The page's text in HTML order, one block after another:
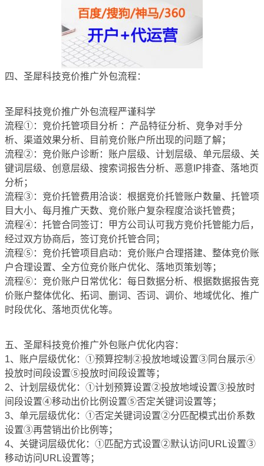
四、圣犀科技竞价推广外包流程：
圣犀科技竞价推广外包流程严谨科学
流程①：竞价托管项目分析 ：产品特征分析、竞争对手分
析、渠道效果分析、目前竞价账户所出现的问题了解；
流程②：竞价账户诊断：账户层级、计划层级、单元层级、关
键词层级、创意层级、搜索词报告分析、恶意IP排查、落地页
分析；
流程③：竞价托管费用洽谈：根据竞价托管账户数量、托管项
目大小、每月推广天数、竞价账户复杂程度洽谈托管费；
流程④：托管合同签订：甲方公司认可我方竞价托管能力后，
经过双方协商后，签订竞价托管合同；
流程⑤：竞价托管项目启动：竞价账户合理搭建、整体竞价账
户合理设置、全方位竞价账户优化、落地页策划等；
流程⑥：竞价账户日常优化：每日数据分析、根据数据报告竞
价账户整体优化、拓词、删词、否词、调价、地域优化、推广
时段优化、落地页优化等。
五、圣犀科技竞价推广外包账户优化内容：
1、账户层级优化：①预算控制②投放地域设置③同台展示④
投放时间段设置⑤投放时间段设置等；
2、计划层级优化：①计划预算设置②投放地域设置③投放时
间段设置④移动出价比例设置⑤否定关键词设置等；
3、单元层级优化：①否定关键词设置②分匹配模式出价系数
设置③再营销出价比例等；
4、关键词层级优化：①匹配方式设置②默认访问URL设置③
移动访问URL设置等；